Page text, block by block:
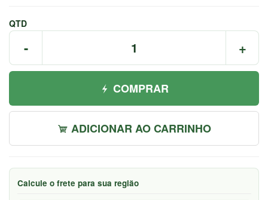
QTD
- +
COMPRAR
ADICIONAR AO CARRINHO
Calcule o frete para sua região